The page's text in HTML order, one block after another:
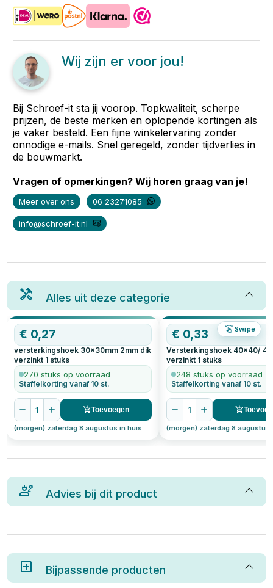
Wij zijn er voor jou!
Bij Schroef-it sta jij voorop. Topkwaliteit, scherpe
prijzen, de beste merken en oplopende kortingen als
je vaker besteld. Een fijne winkelervaring zonder
onnodige e-mails. Snel geregeld, zonder tijdverlies in
de bouwmarkt.
Vragen of opmerkingen? Wij horen graag van je!
Meer over ons 06 23271085
info@schroef-it.nl
Alles uit deze categorie
Swipe
€ 0,27
versterkingshoek 30x30mm 2mm dik
verzinkt 1 stuks
270 stuks op voorraad
Staffelkorting vanaf 10 st.
1 Toevoegen
(morgen) zaterdag 8 augustus in huis
€ 0,33
Versterkingshoek 40x40/
verzinkt 1 stuks
248 stuks op voorraad
Staffelkorting vanaf 10 st.
1
(morgen) zaterdag 8 augustus
Advies bij dit product
Bijpassende producten